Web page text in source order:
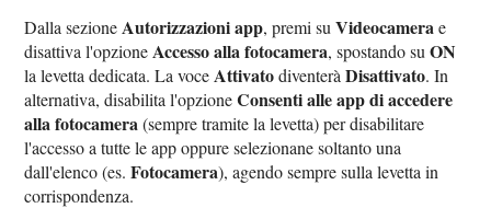
Dalla sezione Autorizzazioni app, premi suVideocamerae
disattiva l'opzione Accesso alla fotocamera, spostando suON
la levetta dedicata. La voce AttivatodiventeràDisattivato. In
alternativa, disabilita l'opzioneConsenti alle app di accedere
alla fotocamera(sempre tramite la levetta) per disabilitare
l'accesso a tutte le app oppure selezionane soltanto una
dall'elenco (es.Fotocamera), agendo sempre sulla levetta in
corrispondenza.